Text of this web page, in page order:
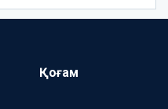
Қоғам